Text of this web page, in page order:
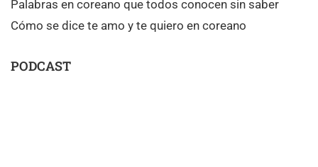
Palabras en coreano que todos conocen sin saber
Cómo se dice te amo y te quiero en coreano
PODCAST